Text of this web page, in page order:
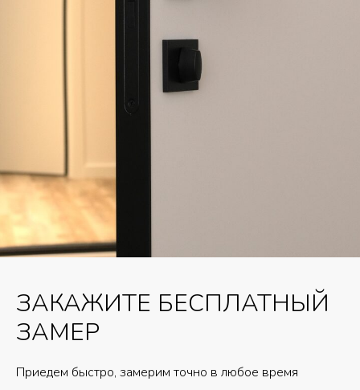
ЗАКАЖИТЕ БЕСПЛАТНЫЙ
ЗАМЕР
Приедем быстро, замерим точно в любое время